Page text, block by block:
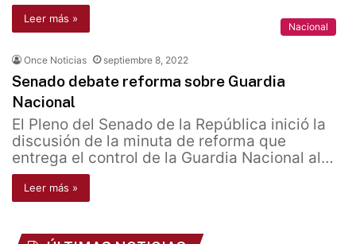
Leer más »
Nacional
Once Noticias septiembre 8, 2022
Senado debate reforma sobre Guardia
Nacional
El Pleno del Senado de la República inició la
discusión de la minuta de reforma que
entrega el control de la Guardia Nacional al…
Leer más »